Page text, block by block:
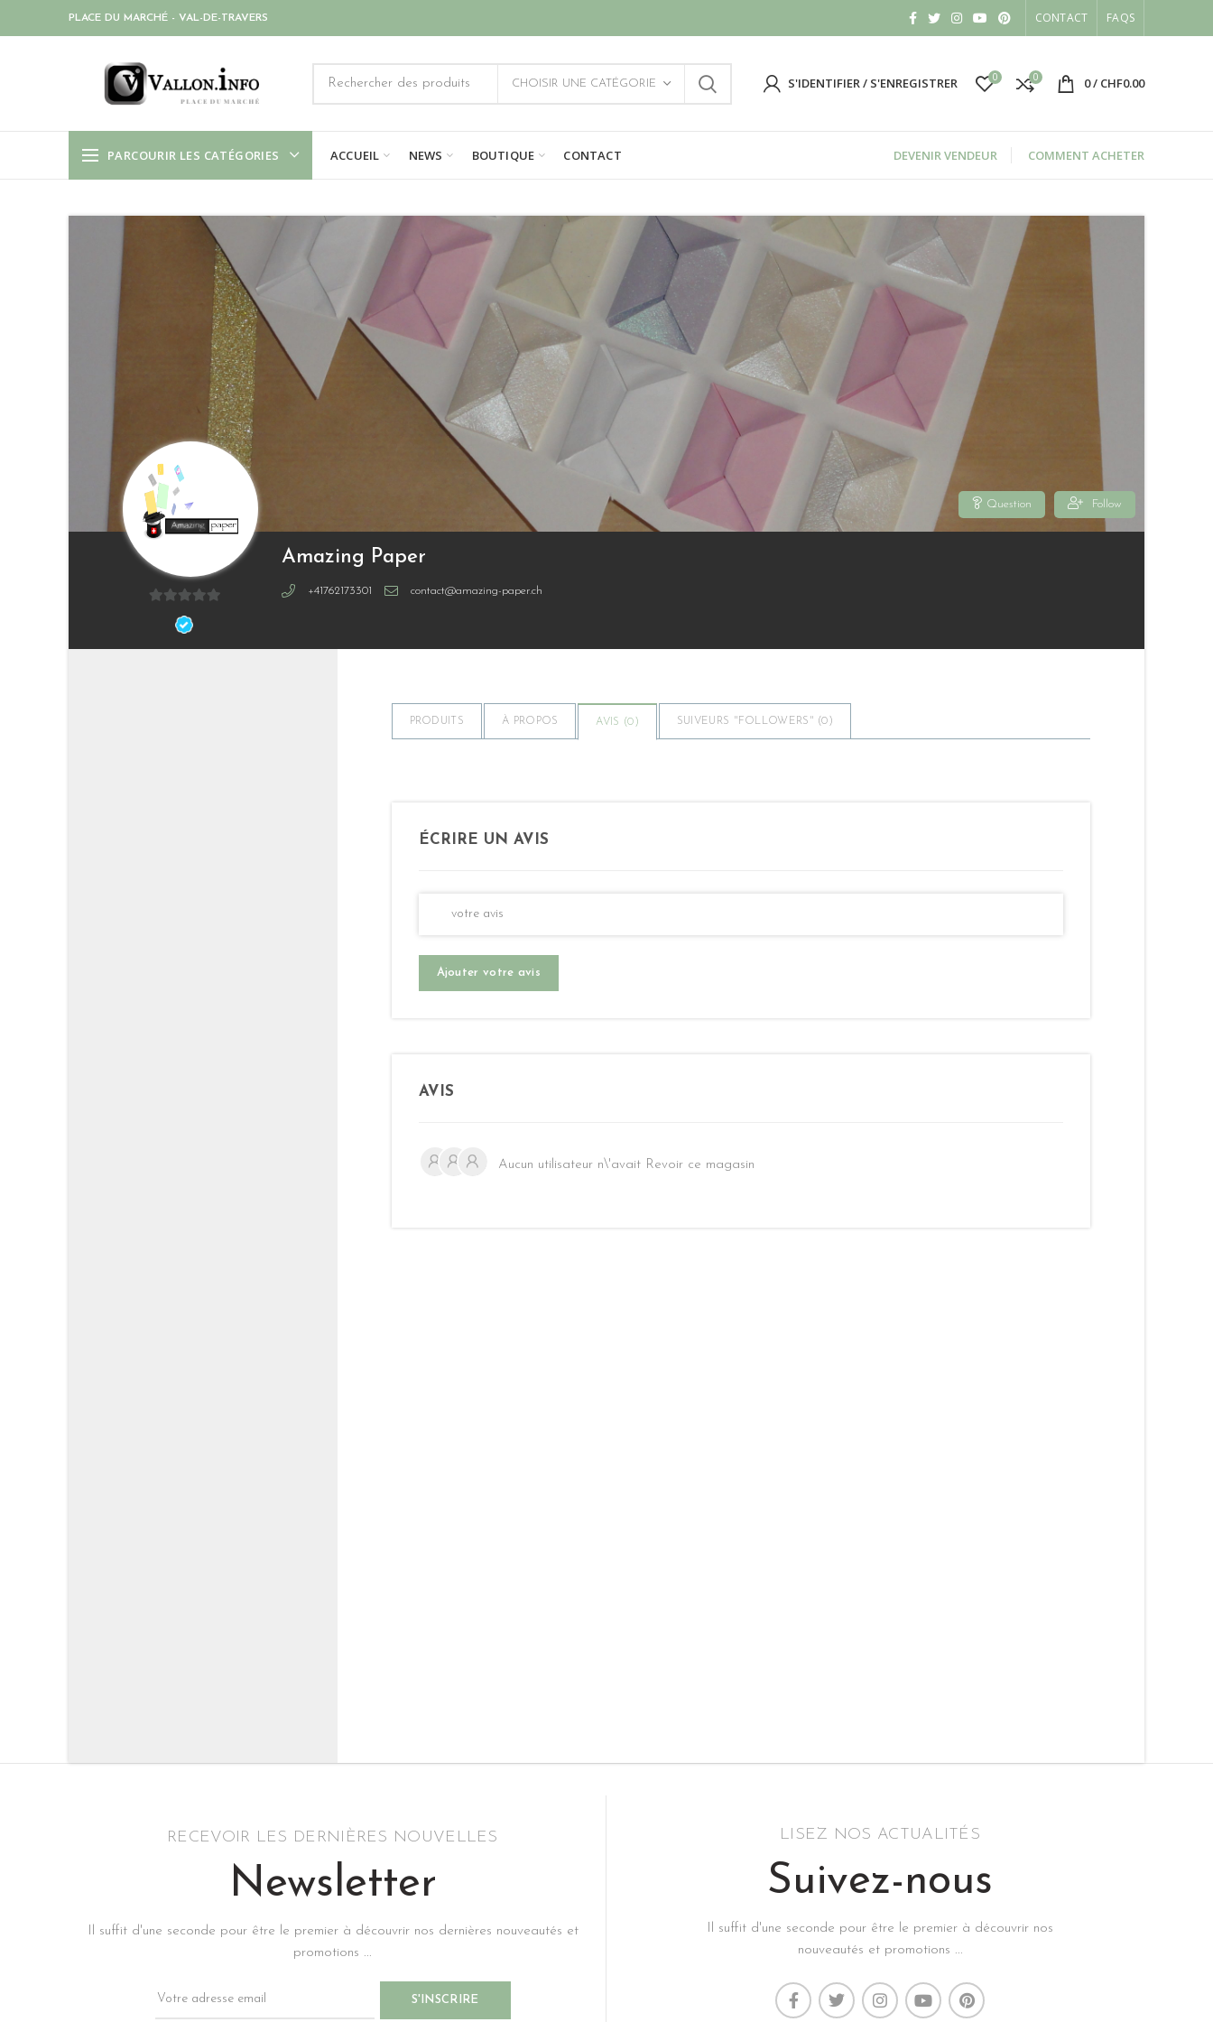
PLACE DU MARCHÉ - VAL-DE-TRAVERS CONTACT FAQS
CHOISIR UNE CATÉGORIE S'IDENTIFIER / S'ENREGISTRER 0 0 0/ CHF0.00
PARCOURIR LES CATÉGORIES ACCUEIL NEWS BOUTIQUE CONTACT DEVENIR VENDEUR COMMENT ACHETER
Amazing Paper
+41762173301 contact@amazing-paper.ch
Question Follow
PRODUITS À PROPOS AVIS (0 ) SUIVEURS "FOLLOWERS" (0 )
ÉCRIRE UN AVIS
Ajouter votre avis
AVIS
Aucun utilisateur n\'avait Revoir ce magasin
RECEVOIR LES DERNIÈRES NOUVELLES
Newsletter
Il suffit d'une seconde pour être le premier à découvrir nos dernières nouveautés et
promotions ...
LISEZ NOS ACTUALITÉS
Suivez-nous
Il suffit d'une seconde pour être le premier à découvrir nos
nouveautés et promotions ...